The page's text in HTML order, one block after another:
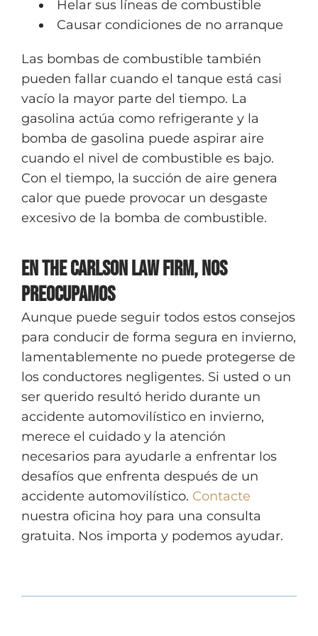
Helar sus líneas de combustible
Causar condiciones de no arranque
Las bombas de combustible también
pueden fallar cuando el tanque está casi
vacío la mayor parte del tiempo. La
gasolina actúa como refrigerante y la
bomba de gasolina puede aspirar aire
cuando el nivel de combustible es bajo.
Con el tiempo, la succión de aire genera
calor que puede provocar un desgaste
excesivo de la bomba de combustible.
En The Carlson Law Firm, nos
preocupamos
Aunque puede seguir todos estos consejos
para conducir de forma segura en invierno,
lamentablemente no puede protegerse de
los conductores negligentes. Si usted o un
ser querido resultó herido durante un
accidente automovilístico en invierno,
merece el cuidado y la atención
necesarios para ayudarle a enfrentar los
desafíos que enfrenta después de un
accidente automovilístico. Contacte
nuestra oficina hoy para una consulta
gratuita. Nos importa y podemos ayudar.